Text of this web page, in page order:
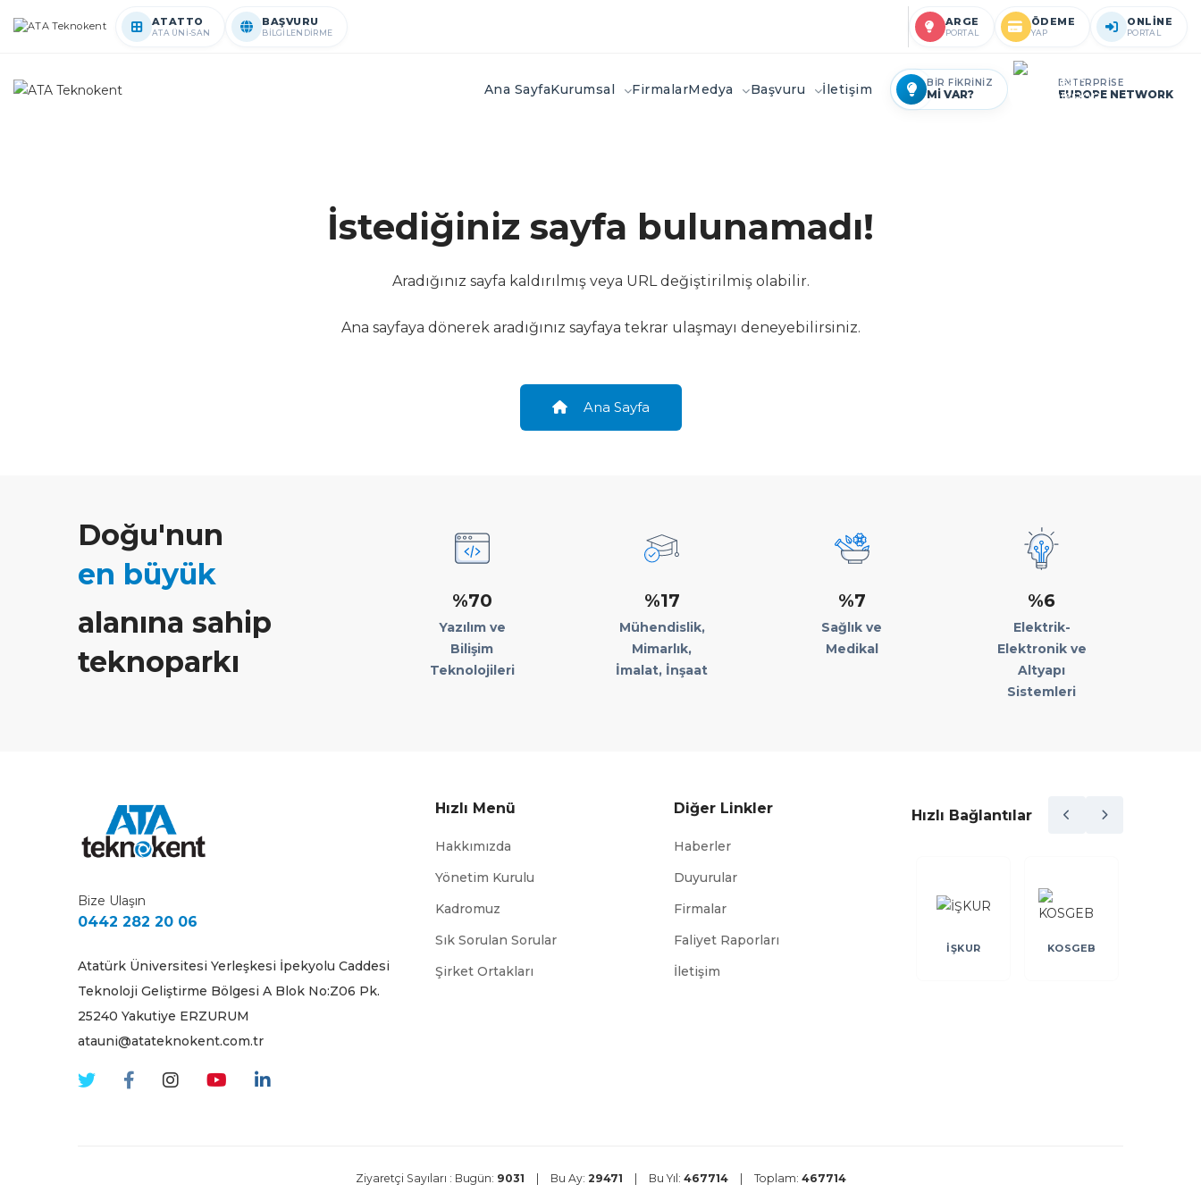
ATATTO
ATA ÜNİ-SAN
BAŞVURU
BİLGİLENDİRME
ARGE
PORTAL
ÖDEME
YAP
ONLİNE
PORTAL
Ana SayfaKurumsal FirmalarMedya Başvuru İletişim BİR FİKRİNİZ
Mİ VAR?
ENTERPRİSE
EUROPE NETWORK
İstediğiniz sayfa bulunamadı!
Aradığınız sayfa kaldırılmış veya URL değiştirilmiş olabilir.
Ana sayfaya dönerek aradığınız sayfaya tekrar ulaşmayı deneyebilirsiniz.
Ana Sayfa
Doğu'nun
en büyük
alanına sahip
teknoparkı
%70
Yazılım ve
Bilişim
Teknolojileri
%17
Mühendislik,
Mimarlık,
İmalat, İnşaat
%7
Sağlık ve
Medikal
%6
Elektrik-
Elektronik ve
Altyapı
Sistemleri
Bize Ulaşın
0442 282 20 06
Atatürk Üniversitesi Yerleşkesi İpekyolu Caddesi
Teknoloji Geliştirme Bölgesi A Blok No:Z06 Pk.
25240 Yakutiye ERZURUM
atauni@atateknokent.com.tr
Hızlı Menü
Hakkımızda
Yönetim Kurulu
Kadromuz
Sık Sorulan Sorular
Şirket Ortakları
Diğer Linkler
Haberler
Duyurular
Firmalar
Faliyet Raporları
İletişim
Hızlı Bağlantılar
ABİGEM DEİK İŞKUR KOSGEB
Ziyaretçi Sayıları : Bugün: 9031 Bu Ay: 29471 Bu Yıl: 467714 Toplam: 467714